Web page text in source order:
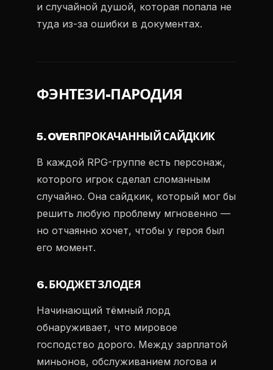
и случайной душой, которая попала не
туда из-за ошибки в документах.
ФЭНТЕЗИ-ПАРОДИЯ
5. OVERПРОКАЧАННЫЙ САЙДКИК
В каждой RPG-группе есть персонаж,
которого игрок сделал сломанным
случайно. Она сайдкик, который мог бы
решить любую проблему мгновенно —
но отчаянно хочет, чтобы у героя был
его момент.
6. БЮДЖЕТ ЗЛОДЕЯ
Начинающий тёмный лорд
обнаруживает, что мировое
господство дорого. Между зарплатой
миньонов, обслуживанием логова и